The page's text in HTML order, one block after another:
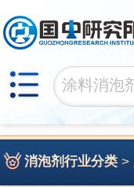
消泡剂行业分类>